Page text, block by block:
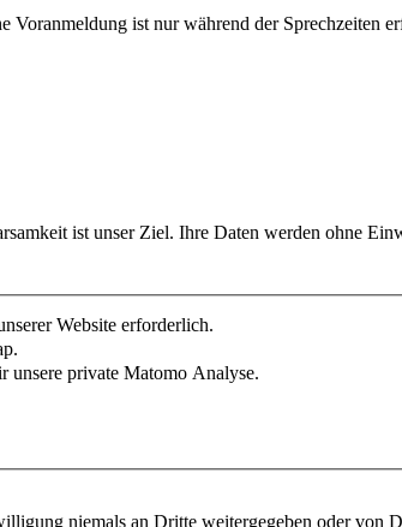
ist nur während der Sprechzeiten
ist unser Ziel. Ihre Daten werden ohne
Website erforderlich.
unsere private Matomo Analyse.
niemals an Dritte weitergegeben oder von